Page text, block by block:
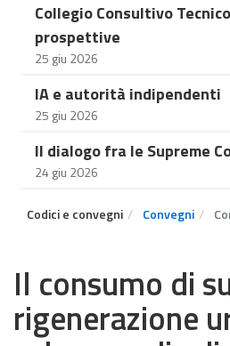
Collegio Consultivo
prospettive
25 giu 2026
IA e autorità indipendenti
25 giu 2026
Il dialogo fra le Supreme
24 giu 2026
Codici e convegni Convegni
Il consumo di
rigenerazione